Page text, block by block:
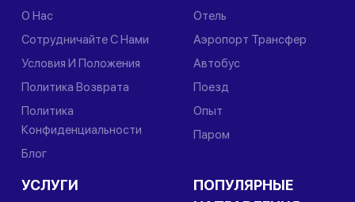
О Нас
Сотрудничайте С Нами
Условия И Положения
Политика Возврата
Политика
Конфиденциальности
Блог
Отель
Аэропорт Трансфер
Автобус
Поезд
Опыт
Паром
УСЛУГИ
ПОПУЛЯРНЫЕ